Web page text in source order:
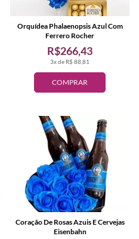
COMPRAR
3x de R$ 88,81
R$266,43
Orquídea Phalaenopsis Azul Com
Ferrero Rocher
Coração De Rosas Azuis E Cervejas
Eisenbahn